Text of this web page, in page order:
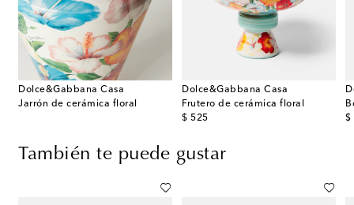
Dolce&Gabbana Casa
Jarrón de cerámica floral
Dolce&Gabbana Casa
Frutero de cerámica floral
$ 525
original price
$
También te puede gustar